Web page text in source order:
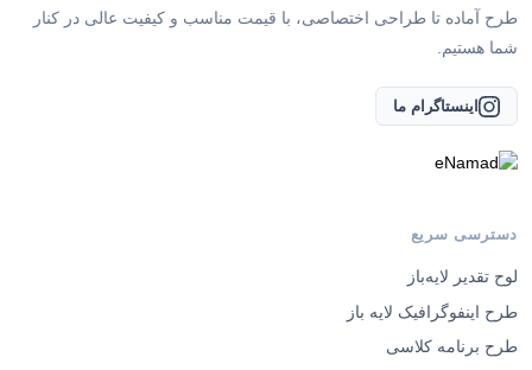
طرح آماده تا طراحی اختصاصی، با قیمت مناسب و کیفیت عالی در کنار
شما هستیم.
اینستاگرام ما
دسترسی سریع
لوح تقدیر لایه‌باز
طرح اینفوگرافیک لایه باز
طرح برنامه کلاسی